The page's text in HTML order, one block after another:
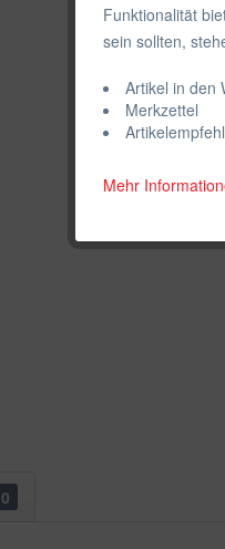
0
Funktionalität
sein sollten,
Artikel in den
Merkzettel
Mehr